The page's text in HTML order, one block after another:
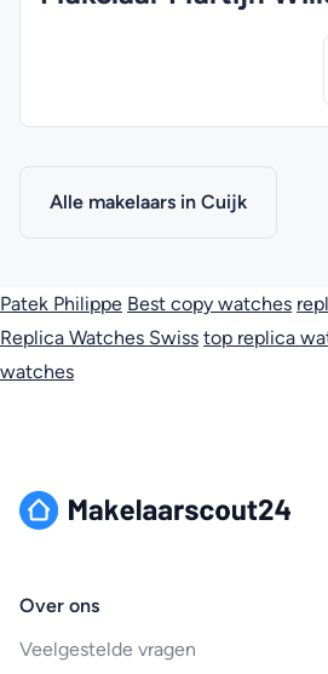
Alle makelaars in Cuijk
Patek Philippe Best copy watches
Replica Watches Swiss top replica
watches
Over ons
Veelgestelde vragen